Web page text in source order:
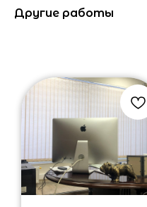
Другие работы